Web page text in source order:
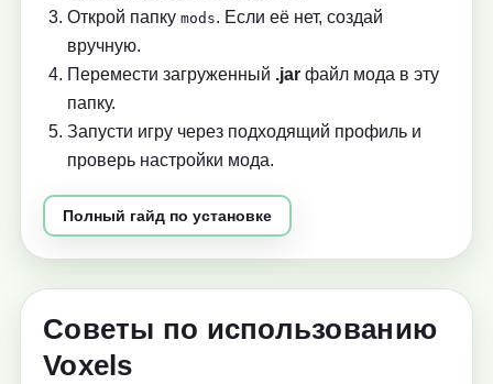
Открой папку mods. Если её нет, создай
вручную.
Перемести загруженный .jar файл мода в эту
папку.
Запусти игру через подходящий профиль и
проверь настройки мода.
Полный гайд по установке
Советы по использованию
Voxels